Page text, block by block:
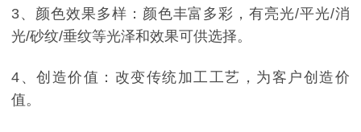
3、颜色效果多样：颜色丰富多彩，有亮光/平光/消
光/砂纹/垂纹等光泽和效果可供选择。
4、创造价值：改变传统加工工艺，为客户创造价
值。